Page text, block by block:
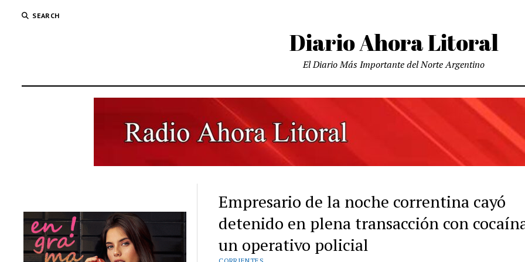
SEARCH
Diario Ahora Litoral
El Diario Más Importante del Norte Argentino
Empresario de la noche correntina cayó
detenido en plena transacción con
un operativo policial